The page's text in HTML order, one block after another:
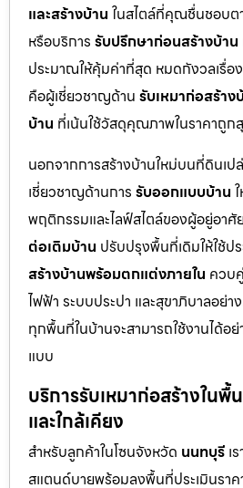
และสร้างบ้าน ในสไตล์ที่คุณชื่นชอบ
หรือบริการ รับปรึกษาก่อนสร้างบ้าน
ประมาณให้คุ้มค่าที่สุด หมดกังวลเรื่อง
คือผู้เชี่ยวชาญด้าน รับเหมาก่อสร้าง
บ้าน ที่เน้นใช้วัสดุคุณภาพในราคาถูก
นอกจากการสร้างบ้านใหม่บนที่ดินเป
เชี่ยวชาญด้านการ รับออกแบบบ้าน
พฤติกรรมและไลฟ์สไตล์ของผู้อยู่อาศั
ต่อเติมบ้าน ปรับปรุงพื้นที่เดิมให้ใช้ป
สร้างบ้านพร้อมตกแต่งภายใน ควบ
ไฟฟ้า ระบบประปา และสุขาภิบาลอย่า
ทุกพื้นที่ในบ้านจะสามารถใช้งานได้
แบบ
บริการรับเหมาก่อสร้างใน
และใกล้เคียง
สำหรับลูกค้าในโซนจังหวัด นนทบุรี เ
สแตนด์บายพร้อมลงพื้นที่ประเมินรา